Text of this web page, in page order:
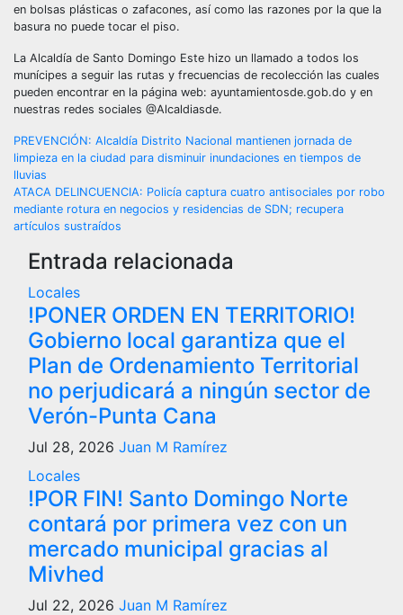
en bolsas plásticas o zafacones, así como las razones por la que la
basura no puede tocar el piso.
La Alcaldía de Santo Domingo Este hizo un llamado a todos los
munícipes a seguir las rutas y frecuencias de recolección las cuales
pueden encontrar en la página web: ayuntamientosde.gob.do y en
nuestras redes sociales @Alcaldiasde.
Navegación
de
entradas
PREVENCIÓN: Alcaldía Distrito Nacional mantienen jornada de
limpieza en la ciudad para disminuir inundaciones en tiempos de
lluvias
ATACA DELINCUENCIA: Policía captura cuatro antisociales por robo
mediante rotura en negocios y residencias de SDN; recupera
artículos sustraídos
Entrada relacionada
Locales
!PONER ORDEN EN TERRITORIO!
Gobierno local garantiza que el
Plan de Ordenamiento Territorial
no perjudicará a ningún sector de
Verón-Punta Cana
Jul 28, 2026 Juan M Ramírez
Locales
!POR FIN! Santo Domingo Norte
contará por primera vez con un
mercado municipal gracias al
Mivhed
Jul 22, 2026 Juan M Ramírez